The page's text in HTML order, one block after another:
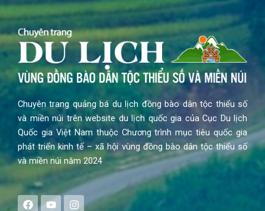
Chuyên trang quảng bá du lịch đồng bào dân tộc thiểu số
và miền núi trên website du lịch quốc gia của Cục Du lịch
Quốc gia Việt Nam thuộc Chương trình mục tiêu quốc gia
phát triển kinh tế – xã hội vùng đồng bào dân tộc thiểu số
và miền núi năm 2024
F
Y
I